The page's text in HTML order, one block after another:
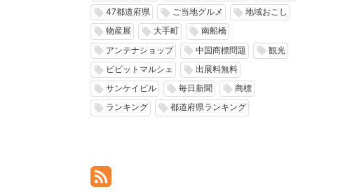
local_offer 47都道府県 local_offer ご当地グルメ local_offer 地域おこし
local_offer 物産展 local_offer 大手町 local_offer 南船橋
local_offer アンテナショップ local_offer 中国商標問題 local_offer 観光
local_offer ビビットマルシェ local_offer 出展料無料
local_offer サンケイビル local_offer 毎日新聞 local_offer 商標
local_offer ランキング local_offer 都道府県ランキング